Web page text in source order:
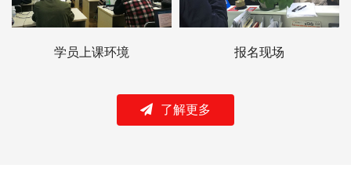
学员上课环境 报名现场
了解更多